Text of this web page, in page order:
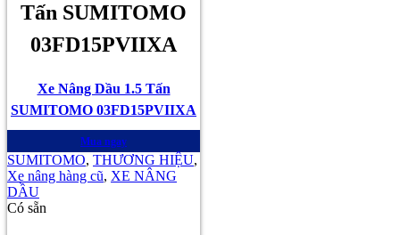
Tấn SUMITOMO
03FD15PVIIXA
Xe Nâng Dầu 1.5 Tấn
SUMITOMO 03FD15PVIIXA
Mua ngay
SUMITOMO, THƯƠNG HIỆU,
Xe nâng hàng cũ, XE NÂNG
DẦU
Có sẵn